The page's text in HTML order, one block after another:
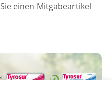
einen Mitgabeartikel